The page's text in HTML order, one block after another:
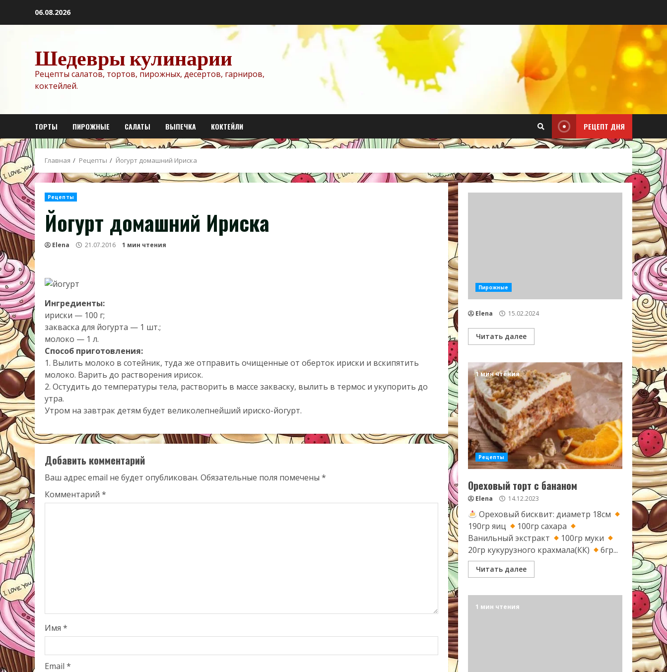
06.08.2026
Шедевры кулинарии
Рецепты салатов, тортов, пирожных, десертов, гарниров,
коктейлей.
ТОРТЫ ПИРОЖНЫЕ САЛАТЫ ВЫПЕЧКА КОКТЕЙЛИ РЕЦЕПТ ДНЯ
Главная Рецепты Йогурт домашний Ириска
Рецепты
Йогурт домашний Ириска
Elena 21.07.2016 1 мин чтения
Ингредиенты:
ириски — 100 г;
закваска для йогурта — 1 шт.;
молоко — 1 л.
Способ приготовления:
1. Вылить молоко в сотейник, туда же отправить очищенные от оберток ириски и вскипятить
молоко. Варить до растворения ирисок.
2. Остудить до температуры тела, растворить в массе закваску, вылить в термос и укупорить до
утра.
Утром на завтрак детям будет великолепнейший ириско-йогурт.
Добавить комментарий
Ваш адрес email не будет опубликован. Обязательные поля помечены *
Комментарий *
Имя *
Email *
Пирожные
Elena 15.02.2024
Читать далее
1 мин чтения
Рецепты
Ореховый торт с бананом
Elena 14.12.2023
Ореховый бисквит: диаметр 18см
190гр яиц
100гр сахара
Ванильный экстракт
100гр муки
20гр кукурузного крахмала(КК)
6гр...
Читать далее
1 мин чтения